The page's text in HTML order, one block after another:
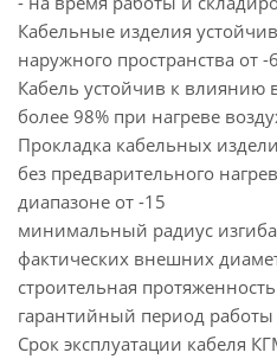
Кабельные изделия
наружного пространства от -
Кабель устойчив к влиянию
более 98% при нагреве
Прокладка кабельных
без предварительного
диапазоне от -15
минимальный радиус
фактических внешних
строительная
гарантийный период работы
Срок эксплуатации кабеля